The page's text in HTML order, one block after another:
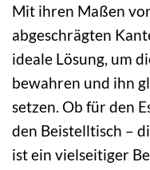
Mit ihren Maßen
abgeschrägten
ideale Lösung, um
bewahren und ihn
setzen. Ob für den
den Beistelltisch –
ist ein vielseitiger